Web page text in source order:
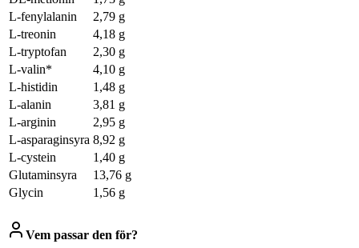
L-fenylalanin
2,79 g
L-treonin
4,18 g
L-tryptofan
2,30 g
L-valin*
4,10 g
L-histidin
1,48 g
L-alanin
3,81 g
L-arginin
2,95 g
L-asparaginsyra 8,92 g
L-cystein
1,40 g
Glutaminsyra
13,76 g
Glycin
1,56 g
Vem passar den för?